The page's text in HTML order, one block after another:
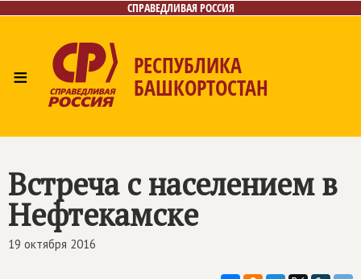
СПРАВЕДЛИВАЯ РОССИЯ
≡ РЕСПУБЛИКА
БАШКОРТОСТАН
Встреча с населением в
Нефтекамске
19 октября 2016